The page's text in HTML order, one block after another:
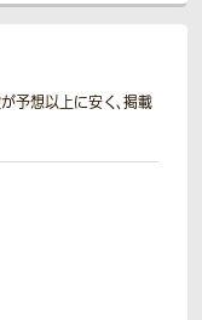
予想以上に安く、掲載